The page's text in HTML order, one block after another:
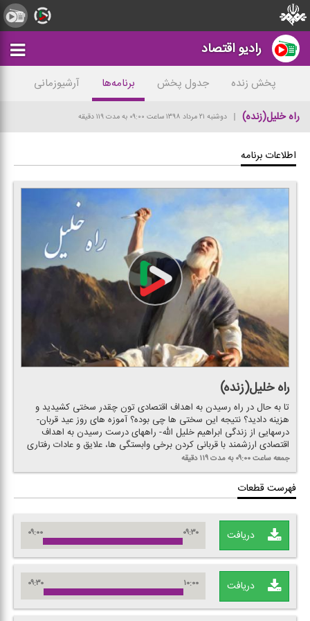
رادیو اقتصاد
پخش زنده جدول پخش برنامه‌ها
آرشیوزمانی
راه خلیل(زنده)
دوشنبه ۲۱ مرداد ۱۳۹۸ ساعت ۰۹:۰۰ به مدت ۱۱۹ دقیقه
اطلاعات برنامه
راه خلیل(زنده)
تا به حال در راه رسیدن به اهداف اقتصادی تون چقدر سختی كشیدید و
هزینه دادید؟ نتیجه این سختی ها چی بوده؟ آموزه های روز عید قربان-
درسهایی از زندگی ابراهیم خلیل الله- راههای درست رسیدن به اهداف
اقتصادی ارزشمند با قربانی كردن برخی وابستگی ها، علایق و عادات رفتاری
جمعهساعت ۰۹:۰۰ به مدت ۱۱۹ دقیقه
فهرست قطعات
دریافت ۰۹:۰۰ ۰۹:۳۰
دریافت ۰۹:۳۰ ۱۰:۰۰